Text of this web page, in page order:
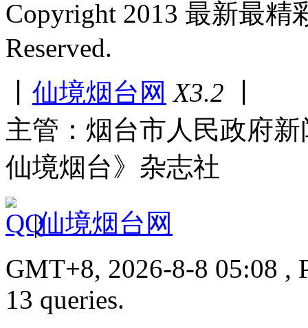
Copyright 2013 最新最
Reserved.
仙境烟台网 X3.2
主管：烟台市人民政府
仙境烟台》杂志社
|仙境烟台网
GMT+8, 2026-8-8 05:08 ,
13 queries.